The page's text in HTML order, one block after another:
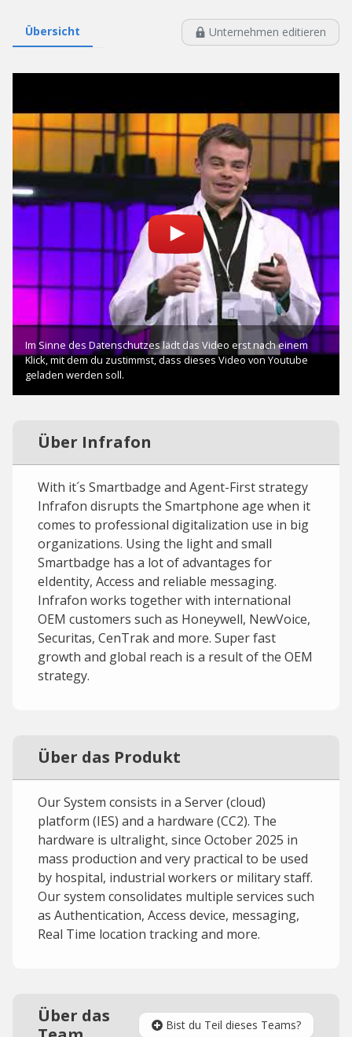
Übersicht Unternehmen editieren
Über Infrafon
With it´s Smartbadge and Agent-First strategy
Infrafon disrupts the Smartphone age when it
comes to professional digitalization use in big
organizations. Using the light and small
Smartbadge has a lot of advantages for
eIdentity, Access and reliable messaging.
Infrafon works together with international
OEM customers such as Honeywell, NewVoice,
Securitas, CenTrak and more. Super fast
growth and global reach is a result of the OEM
strategy.
Über das Produkt
Our System consists in a Server (cloud)
platform (IES) and a hardware (CC2). The
hardware is ultralight, since October 2025 in
mass production and very practical to be used
by hospital, industrial workers or military staff.
Our system consolidates multiple services such
as Authentication, Access device, messaging,
Real Time location tracking and more.
Über das
Bist du Teil dieses Teams?